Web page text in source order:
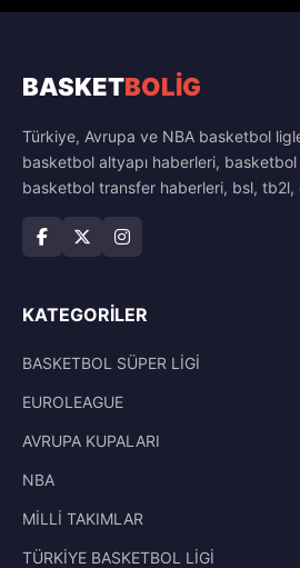
BASKETBOLİG
Türkiye, Avrupa ve NBA basketbol
basketbol altyapı haberleri, basketbol
basketbol transfer haberleri, bsl, tb2l,
KATEGORILER
BASKETBOL SÜPER LİGİ
EUROLEAGUE
AVRUPA KUPALARI
NBA
MİLLİ TAKIMLAR
TÜRKİYE BASKETBOL LİGİ